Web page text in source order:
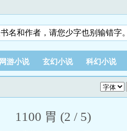
网游小说 玄幻小说 科幻小说
1100 胃 (2 / 5)